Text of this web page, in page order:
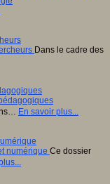
Dans le cadre des
En savoir plus...
Ce dossier